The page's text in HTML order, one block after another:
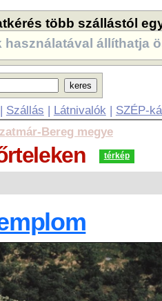
több szállástól
használatával állíthatja
Szállás | Látnivalók | SZÉP-
Bereg megye
térkép